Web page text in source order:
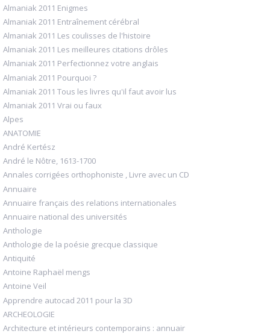
Almaniak 2011 Enigmes
Almaniak 2011 Entraînement cérébral
Almaniak 2011 Les coulisses de l'histoire
Almaniak 2011 Les meilleures citations drôles
Almaniak 2011 Perfectionnez votre anglais
Almaniak 2011 Pourquoi ?
Almaniak 2011 Tous les livres qu'il faut avoir lus
Almaniak 2011 Vrai ou faux
Alpes
ANATOMIE
André Kertész
André le Nôtre, 1613-1700
Annales corrigées orthophoniste , Livre avec un CD
Annuaire
Annuaire français des relations internationales
Annuaire national des universités
Anthologie
Anthologie de la poésie grecque classique
Antiquité
Antoine Raphaël mengs
Antoine Veil
Apprendre autocad 2011 pour la 3D
ARCHEOLOGIE
Architecture et intérieurs contemporains : annuair